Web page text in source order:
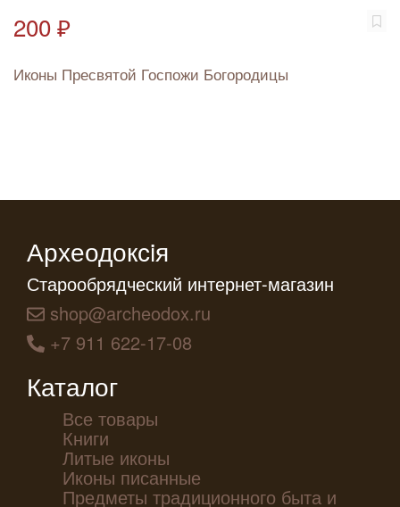
200 ₽
Иконы Пресвятой Госпожи Богородицы
Археодоксiя
Старообрядческий интернет-магазин
shop@archeodox.ru
+7 911 622-17-08
Каталог
Все товары
Книги
Литые иконы
Иконы писанные
Предметы традиционного быта и